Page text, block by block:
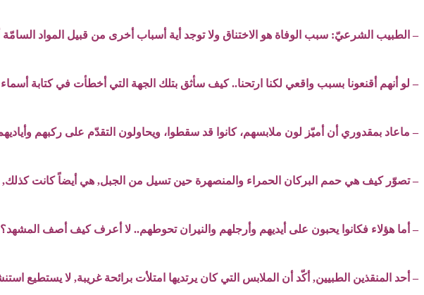
– الطبيب الشرعيّ: سبب الوفاة هو الاختناق ولا توجد أية أسباب أخرى من قبيل المواد
– لو أنهم أقنعونا بسبب واقعي لكنا ارتحنا.. كيف سأثق بتلك الجهة التي أخطأت في كتابة
– ماعاد بمقدوري أن أميّز لون ملابسهم، كانوا قد سقطوا، ويحاولون التقدّم على ركبهم
– تصوّر كيف هي حمم البركان الحمراء والمنصهرة حين تسيل من الجبل, هي أيضاً كانت كذلك,
– أما هؤلاء فكانوا يحبون على أيديهم وأرجلهم والنيران تحوطهم.. لا أعرف كيف أصف
– أحد المنقذين الطبيين, أكّد أن الملابس التي كان يرتديها امتلأت برائحة غريبة, لا يستطيع